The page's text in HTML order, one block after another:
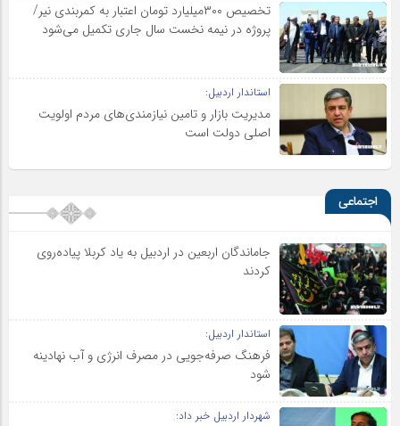
تخصیص ۳۰۰میلیارد تومان اعتبار به کمربندی نیر/
پروژه در نیمه نخست سال جاری تکمیل می‌شود
استاندار اردبیل:
مدیریت بازار و تامین نیازمندی‌های مردم اولویت‌
اصلی دولت است
اجتماعی
جاماندگان اربعین در اردبیل به یاد کربلا پیاده‌روی
کردند
استاندار اردبیل:
فرهنگ صرفه‌جویی در مصرف انرژی و آب نهادینه
شود
شهردار اردبیل خبر داد: